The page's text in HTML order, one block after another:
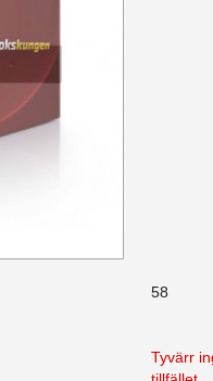
58
Tyvärr